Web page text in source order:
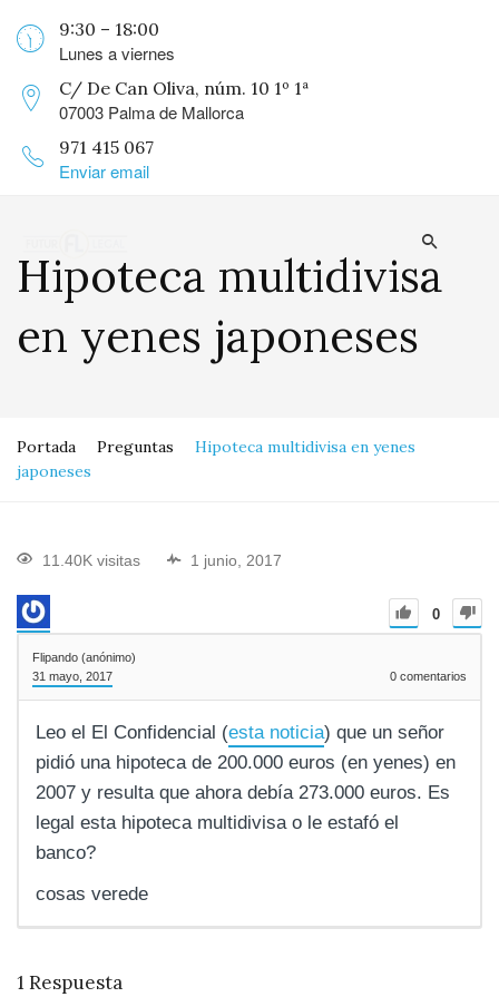
9:30 – 18:00
Lunes a viernes
C/ De Can Oliva, núm. 10 1º 1ª
07003 Palma de Mallorca
971 415 067
Enviar email
Hipoteca multidivisa
en yenes japoneses
Portada Preguntas
Hipoteca multidivisa en yenes
japoneses
11.40K visitas 1 junio, 2017
0
Flipando (anónimo)
31 mayo, 2017
0 comentarios
Leo el El Confidencial (esta noticia) que un señor
pidió una hipoteca de 200.000 euros (en yenes) en
2007 y resulta que ahora debía 273.000 euros. Es
legal esta hipoteca multidivisa o le estafó el
banco?
cosas verede
1 Respuesta